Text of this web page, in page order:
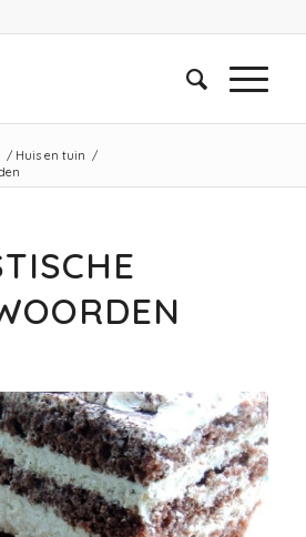
/ Huis en tuin /